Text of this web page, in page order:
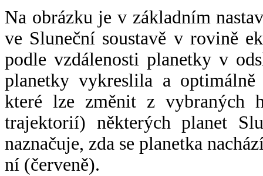
Na obrázku je v základním
ve Sluneční soustavě v rovině
podle vzdálenosti planetky v
planetky vykreslila a
které lze změnit z vybraných
trajektorií) některých planet
naznačuje, zda se planetka
ní (červeně).